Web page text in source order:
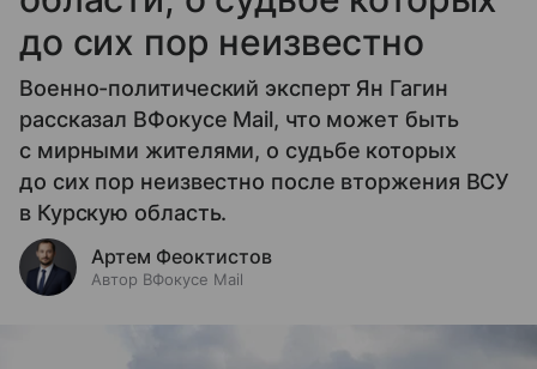
до сих пор неизвестно
Военно-политический эксперт Ян Гагин
рассказал ВФокусе Mail, что может быть
с мирными жителями, о судьбе которых
до сих пор неизвестно после вторжения ВСУ
в Курскую область.
Артем Феоктистов
Автор ВФокусе Mail